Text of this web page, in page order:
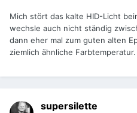
Mich stört das kalte HID-Licht
wechsle auch nicht ständig
dann eher mal zum guten alten
ziemlich ähnliche Farbtemperatur.
supersilette